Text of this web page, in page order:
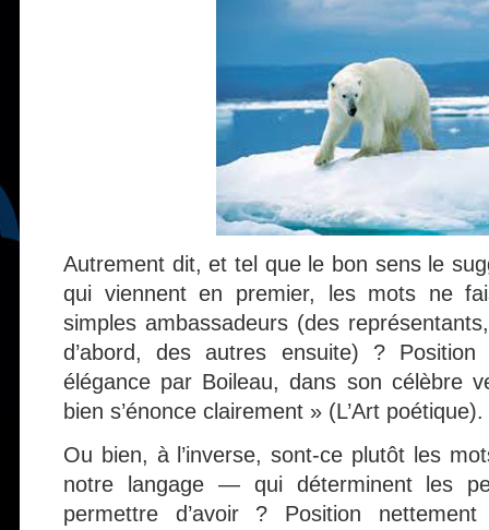
Autrement dit, et tel que le bon sens le
qui viennent en premier, les mots ne
simples ambassadeurs (des
d’abord, des autres ensuite) ? Position
élégance par Boileau, dans son célèbre
bien s’énonce clairement » (L’Art poétique).
Ou bien, à l’inverse, sont-ce plutôt les
notre langage — qui déterminent les
permettre d’avoir ? Position